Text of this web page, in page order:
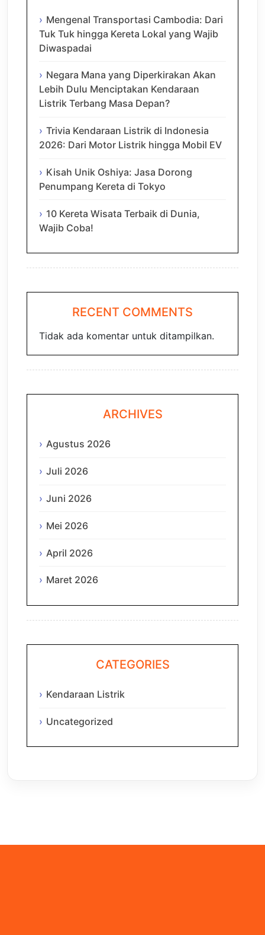
Mengenal Transportasi Cambodia: Dari
Tuk Tuk hingga Kereta Lokal yang Wajib
Diwaspadai
Negara Mana yang Diperkirakan Akan
Lebih Dulu Menciptakan Kendaraan
Listrik Terbang Masa Depan?
Trivia Kendaraan Listrik di Indonesia
2026: Dari Motor Listrik hingga Mobil EV
Kisah Unik Oshiya: Jasa Dorong
Penumpang Kereta di Tokyo
10 Kereta Wisata Terbaik di Dunia,
Wajib Coba!
RECENT COMMENTS
Tidak ada komentar untuk ditampilkan.
ARCHIVES
Agustus 2026
Juli 2026
Juni 2026
Mei 2026
April 2026
Maret 2026
CATEGORIES
Kendaraan Listrik
Uncategorized